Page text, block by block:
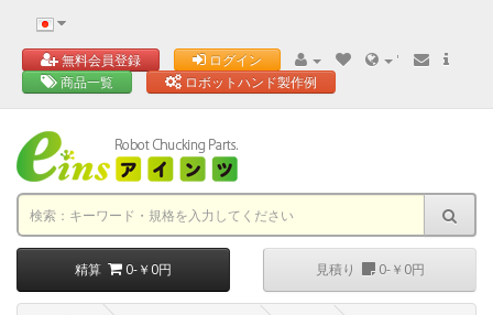
無料会員登録 ログイン
'
商品一覧
ロボットハンド製作例
精算 0-￥0円 見積り 0-￥0円